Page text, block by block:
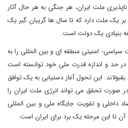
ملت ایران، هر جنگی به هر حال آثار
بر یک ملت دارد که تا سال ها گریبان گیر یک
بنیادی یک دولت است.
سیاسی- امنیتی منطقه ای و بین المللی را به
حد و اندازه قدرت ملی خود توانسته است
این تحول آغاز دستیابی به یک توافق
صورت تحقق می تواند انرژی ملت ایران را
داخلی و تقویت جایگاه ملی و بین المللی
تا این مرحله یک برد برای ایران است.